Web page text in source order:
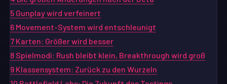
5 Gunplay wird verfeinert
6 Movement-System wird entschleunigt
7 Karten: Größer wird besser
8 Spielmodi: Rush bleibt klein, Breakthrough wird groß
9 Klassensystem: Zurück zu den Wurzeln